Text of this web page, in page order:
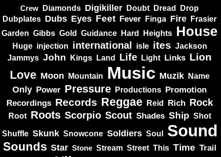
Crew Diamonds Digikiller Doubt Dread Drop
Dubplates Dubs Eyes Feet Fever Finga Fire Frasier
Garden Gibbs Gold Guidance Hard Heights House
Huge injection international isle ites Jackson
Jammys John Kings Land Life Light Links Lion
Love Moon Mountain Music Muzik Name
Only Power Pressure Productions Promotion
Recordings Records Reggae Reid Rich Rock
Root Roots Scorpio Scout Shades Ship Shot
Shuffle Skunk Snowcone Soldiers Soul Sound
Sounds Star Stone Stream Street This Time Trail